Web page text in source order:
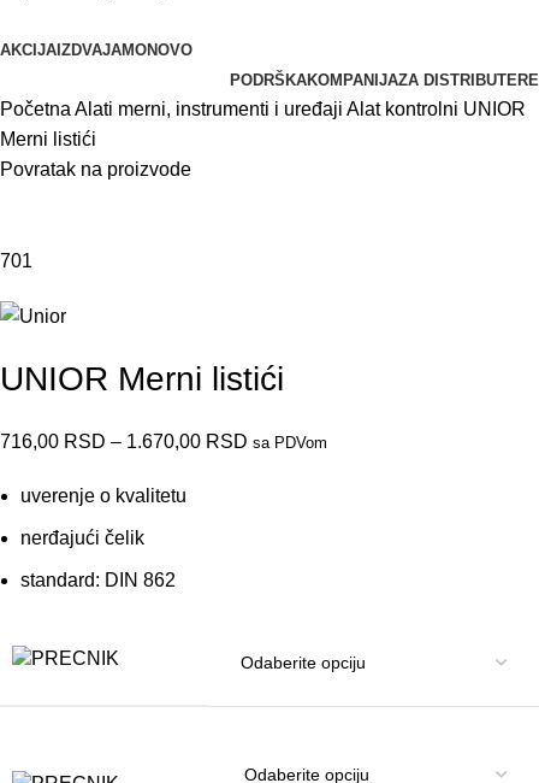
AKCIJAIZDVAJAMONOVO
PODRŠKAKOMPANIJAZA DISTRIBUTERE
Početna Alati merni, instrumenti i uređaji Alat kontrolni UNIOR
Merni listići
Povratak na proizvode
701
UNIOR Merni listići
716,00 RSD – 1.670,00 RSD sa PDVom
uverenje o kvalitetu
nerđajući čelik
standard: DIN 862